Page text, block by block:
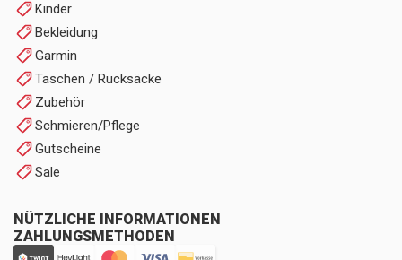
Kinder
Bekleidung
Garmin
Taschen / Rucksäcke
Zubehör
Schmieren/Pflege
Gutscheine
Sale
NÜTZLICHE INFORMATIONEN
ZAHLUNGSMETHODEN